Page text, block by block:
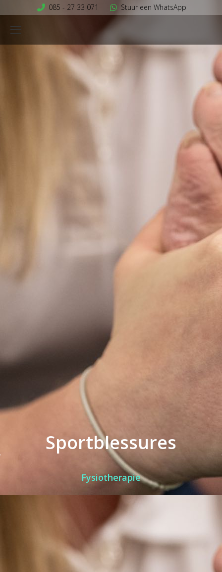
085 - 27 33 071 Stuur een WhatsApp
Sportblessures
Fysiotherapie